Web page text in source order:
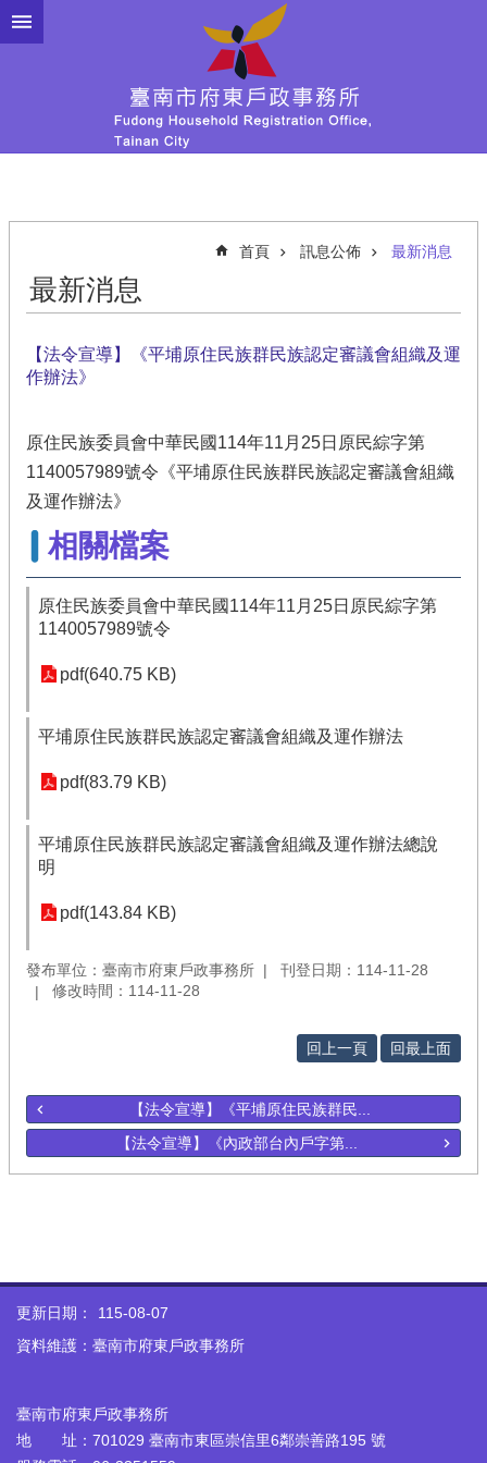
跳到主要內容區塊
首頁 訊息公佈 最新消息
最新消息
【法令宣導】《平埔原住民族群民族認定審議會組織及運
作辦法》
原住民族委員會中華民國114年11月25日原民綜字第
1140057989號令《平埔原住民族群民族認定審議會組織
及運作辦法》
相關檔案
原住民族委員會中華民國114年11月25日原民綜字第
1140057989號令
pdf(640.75 KB)
平埔原住民族群民族認定審議會組織及運作辦法
pdf(83.79 KB)
平埔原住民族群民族認定審議會組織及運作辦法總說
明
pdf(143.84 KB)
發布單位：臺南市府東戶政事務所
刊登日期：114-11-28
修改時間：114-11-28
回上一頁 回最上面
【法令宣導】《平埔原住民族群民...
【法令宣導】《內政部台內戶字第...
更新日期：
115-08-07
資料維護：臺南市府東戶政事務所
臺南市府東戶政事務所
地 址：701029 臺南市東區崇信里6鄰崇善路195 號